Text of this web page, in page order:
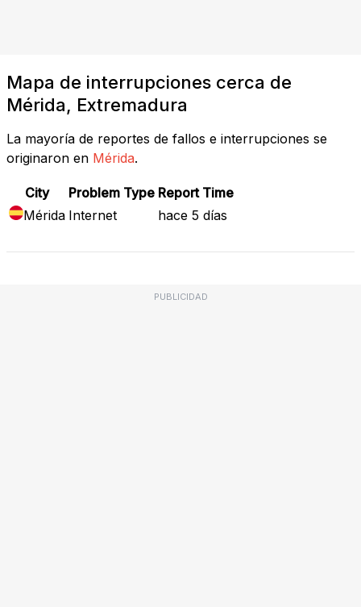
Mapa de interrupciones cerca de
Mérida, Extremadura
La mayoría de reportes de fallos e interrupciones se
originaron en Mérida.
City Problem Type Report Time
Mérida Internet hace 5 días
PUBLICIDAD